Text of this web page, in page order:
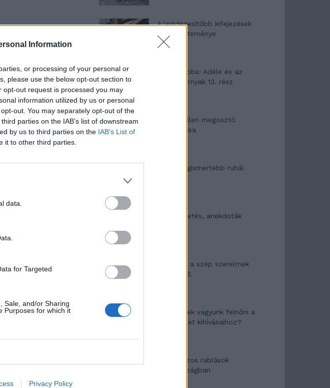
Information
or processing of your personal or
please use the below opt-out section to
out request is processed you may
information utilized by us or personal
out. You may separately opt-out of the
parties on the IAB’s list of downstream
by us to third parties on the IAB’s List of
it to other third parties.
data.
for Targeted
Sale, and/or Sharing
Purposes for which it
Privacy Policy
A legidegesítőbb kifejezések
laza gyűjteménye
Elyna Robbs: Adéle és az
örökölt árnyak 13. rész
Woody Allen megosztó
zsenialitása
A világ legismertebb ruhái
Nyár, nevetés, anekdoták
Panna és a szép szerelmek
mítosza 3.
Képtelenek vagyunk felnőni a
felnőtt élet kihívásaihoz?
Altatógázos rablások
Olaszországban